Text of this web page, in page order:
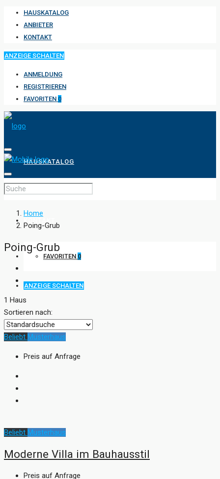
HAUSKATALOG
ANBIETER
KONTAKT
ANZEIGE SCHALTEN
ANMELDUNG
REGISTRIEREN
FAVORITEN 0
HAUSKATALOG
ANBIETER
FAVORITEN 0
ANZEIGE SCHALTEN
Home
Poing-Grub
Poing-Grub
1 Haus
Sortieren nach:
Beliebt Musterhaus
Preis auf Anfrage
Beliebt Musterhaus
Moderne Villa im Bauhausstil
Preis auf Anfrage